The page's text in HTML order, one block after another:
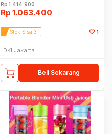
Rp1.414.900
Rp 1.063.400
Stok Sisa 3 1
DKI Jakarta
Beli Sekarang